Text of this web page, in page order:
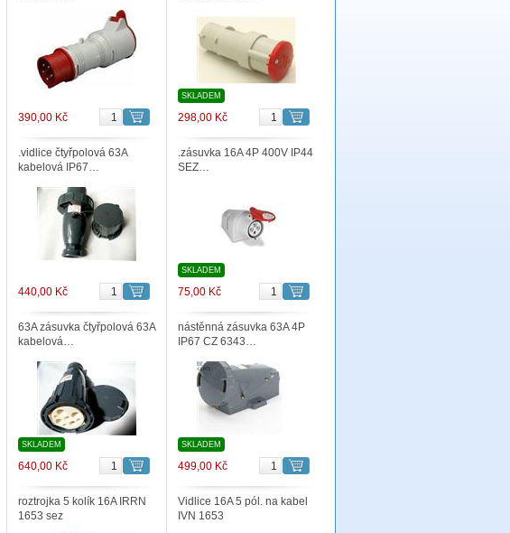
390,00 Kč
SKLADEM
298,00 Kč
.vidlice čtyřpolová 63A
kabelová IP67…
440,00 Kč
.zásuvka 16A 4P 400V IP44
SEZ…
SKLADEM
75,00 Kč
63A zásuvka čtyřpolová 63A
kabelová…
SKLADEM
640,00 Kč
nástěnná zásuvka 63A 4P
IP67 CZ 6343…
SKLADEM
499,00 Kč
roztrojka 5 kolík 16A IRRN
1653 sez
Vidlice 16A 5 pól. na kabel
IVN 1653